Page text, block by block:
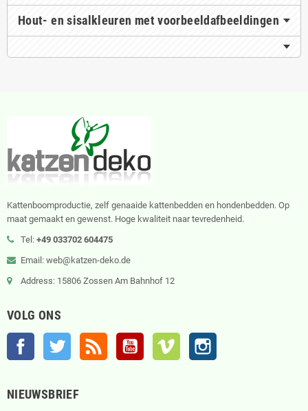
Hout- en sisalkleuren met voorbeeldafbeeldingen
Kattenboomproductie, zelf genaaide kattenbedden en hondenbedden. Op
maat gemaakt en gewenst. Hoge kwaliteit naar tevredenheid.
Tel: +49 033702 604475
Email: web@katzen-deko.de
Address: 15806 Zossen Am Bahnhof 12
VOLG ONS
Facebook Twitter RSS YouTube Vimeo
NIEUWSBRIEF